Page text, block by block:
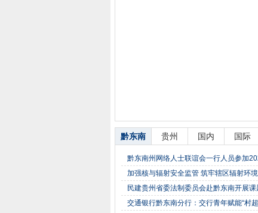
黔东南 贵州 国内 国际
黔东南州网络人士联谊会一行人员参加
加强核与辐射安全监管 筑牢辖区辐射环
民建贵州省委法制委员会赴黔东南开展课
交通银行黔东南分行：交行青年赋能“村